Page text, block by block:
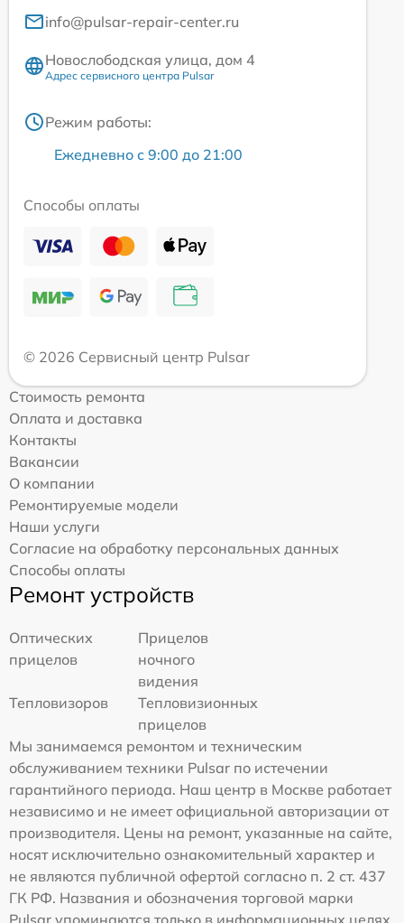
info@pulsar-repair-center.ru
Новослободская улица, дом 4
Адрес сервисного центра Pulsar
Режим работы:
Ежедневно с 9:00 до 21:00
Способы оплаты
© 2026 Сервисный центр Pulsar
Стоимость ремонта
Оплата и доставка
Контакты
Вакансии
О компании
Ремонтируемые модели
Наши услуги
Согласие на обработку персональных данных
Способы оплаты
Ремонт устройств
Оптических
прицелов
Прицелов
ночного
видения
Тепловизоров
Тепловизионных
прицелов
Мы занимаемся ремонтом и техническим
обслуживанием техники Pulsar по истечении
гарантийного периода. Наш центр в Москве работает
независимо и не имеет официальной авторизации от
производителя. Цены на ремонт, указанные на сайте,
носят исключительно ознакомительный характер и
не являются публичной офертой согласно п. 2 ст. 437
ГК РФ. Названия и обозначения торговой марки
Pulsar упоминаются только в информационных целях